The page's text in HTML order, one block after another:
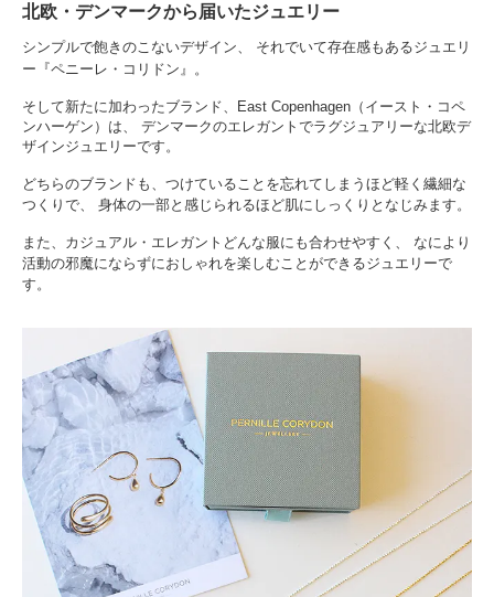
北欧・デンマークから届いたジュエリー
シンプルで飽きのこないデザイン、 それでいて存在感もあるジュエリ
ー『ペニーレ・コリドン』。
そして新たに加わったブランド、East Copenhagen（イースト・コペ
ンハーゲン）は、 デンマークのエレガントでラグジュアリーな北欧デ
ザインジュエリーです。
どちらのブランドも、つけていることを忘れてしまうほど軽く繊細な
つくりで、 身体の一部と感じられるほど肌にしっくりとなじみます。
また、カジュアル・エレガントどんな服にも合わせやすく、 なにより
活動の邪魔にならずにおしゃれを楽しむことができるジュエリーで
す。